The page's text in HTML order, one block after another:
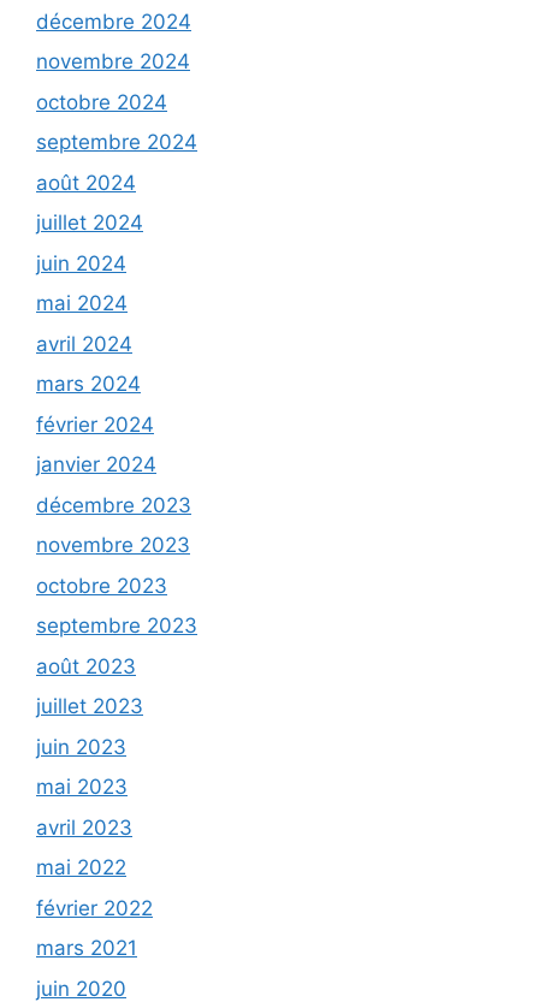
décembre 2024
novembre 2024
octobre 2024
septembre 2024
août 2024
juillet 2024
juin 2024
mai 2024
avril 2024
mars 2024
février 2024
janvier 2024
décembre 2023
novembre 2023
octobre 2023
septembre 2023
août 2023
juillet 2023
juin 2023
mai 2023
avril 2023
mai 2022
février 2022
mars 2021
juin 2020